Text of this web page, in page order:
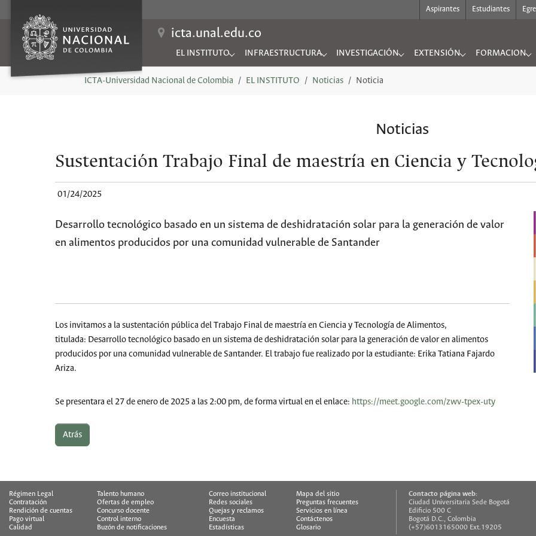
Aspirantes Estudiantes
icta.unal.edu.co
EL INSTITUTO
Submenu for "EL INSTITUTO"
INFRAESTRUCTURA
Submenu for "INFRAESTRUCTURA"
INVESTIGACIÓN
Submenu for "INVESTIGACIÓN"
EXTENSIÓN
Submenu for "EXTENSIÓN"
FORMACION
Submenu for
You are here:
ICTA-Universidad Nacional de Colombia
EL INSTITUTO Noticias Noticia
Noticias
Sustentación Trabajo Final de maestría en Ciencia y
01/24/2025
Desarrollo tecnológico basado en un sistema de deshidratación solar para la generación de valor
en alimentos producidos por una comunidad vulnerable de Santander
Los invitamos a la sustentación pública del Trabajo Final de maestría en Ciencia y Tecnología de Alimentos,
titulada: Desarrollo tecnológico basado en un sistema de deshidratación solar para la generación de valor en alimentos
producidos por una comunidad vulnerable de Santander. El trabajo fue realizado por la estudiante: Erika Tatiana Fajardo
Ariza.
Se presentara el 27 de enero de 2025 a las 2:00 pm, de forma virtual en el enlace: https://meet.google.com/zwv-tpex-uty
Atrás
Régimen Legal
Talento humano
Contratación
Ofertas de empleo
Rendición de cuentas
Concurso docente
Pago virtual
Control interno
Calidad
Buzón de notificaciones
Correo institucional
Mapa del sitio
Redes sociales
Preguntas frecuentes
Quejas y reclamos
Servicios en línea
Encuesta
Contáctenos
Estadísticas
Glosario
Contacto página web:
Ciudad Universitaria Sede Bogotá
Edificio 500 C
Bogotá D.C., Colombia
(+57)6013165000 Ext.19205